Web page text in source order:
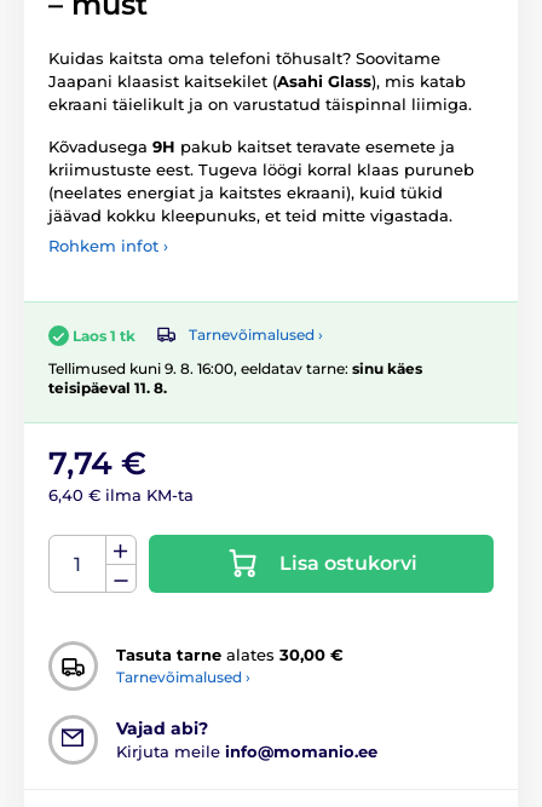
Kuidas kaitsta oma telefoni tõhusalt? Soovitame
Jaapani klaasist kaitsekilet (Asahi Glass), mis katab
ekraani täielikult ja on varustatud täispinnal liimiga.
Kõvadusega 9H pakub kaitset teravate esemete ja
kriimustuste eest. Tugeva löögi korral klaas puruneb
(neelates energiat ja kaitstes ekraani), kuid tükid
jäävad kokku kleepunuks, et teid mitte vigastada.
Rohkem infot ›
Laos 1 tk
Tarnevõimalused ›
Tellimused kuni 9. 8. 16:00, eeldatav tarne: sinu käes
teisipäeval 11. 8.
7,74 €
6,40 € ilma KM-ta
Lisa ostukorvi
Tasuta tarne alates 30,00 €
Tarnevõimalused ›
Vajad abi?
Kirjuta meile info@momanio.ee